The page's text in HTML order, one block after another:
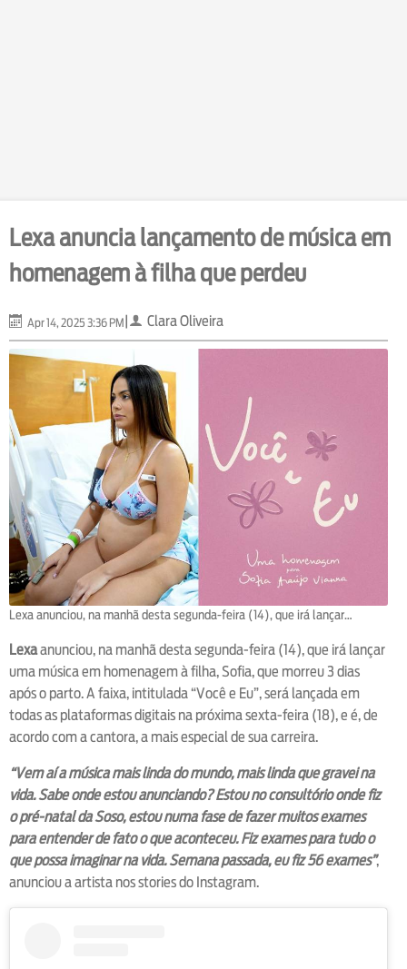
Lexa anuncia lançamento de música em
homenagem à filha que perdeu
Apr 14, 2025 3:36 PM| Clara Oliveira
Lexa anunciou, na manhã desta segunda-feira (14), que irá lançar…
Lexaanunciou, na manhã desta segunda-feira (14), que irá lançar
uma música em homenagem à filha, Sofia, que morreu 3 dias
após o parto. A faixa, intitulada “Você e Eu”, será lançada em
todas as plataformas digitais na próxima sexta-feira (18), e é, de
acordo com a cantora, a mais especial de sua carreira.
“Vem aí a música mais linda do mundo, mais linda que gravei na
vida. Sabe onde estou anunciando? Estou no consultório onde fiz
o pré-natal da Soso, estou numa fase de fazer muitos exames
para entender de fato o que aconteceu. Fiz exames para tudo o
que possa imaginar na vida. Semana passada, eu fiz 56 exames”,
anunciou a artista nos stories do Instagram.